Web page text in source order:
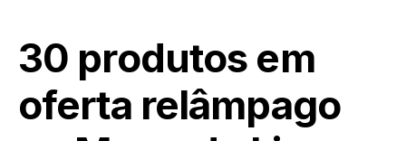
30 produtos em
oferta relâmpago